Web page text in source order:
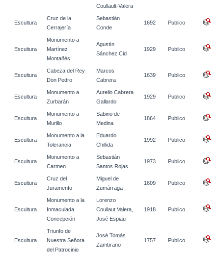
Coullault-Valera
Escultura
Cruz de la
Cerrajería
Sebastián
Conde
1692 Publico
Escultura
Monumento a
Martínez
Montañés
Agustín
Sánchez Cid
1929 Publico
Escultura
Cabeza del Rey
Don Pedro
Marcos
Cabrera
1639 Publico
Escultura
Monumento a
Zurbarán
Aurelio Cabrera
Gallardo
1929 Publico
Escultura
Monumento a
Murillo
Sabino de
Medina
1864 Publico
Escultura
Monumento a la
Tolerancia
Eduardo
Chillida
1992 Publico
Escultura
Monumento a
Carmen
Sebastián
Santos Rojas
1973 Publico
Escultura
Cruz del
Juramento
Miguel de
Zumárraga
1609 Publico
Escultura
Monumento a la
Inmaculada
Concepción
Lorenzo
Coullaut Valera,
José Espiau
1918 Publico
Escultura
Triunfo de
Nuestra Señora
del Patrocinio
José Tomás
Zambrano
1757 Publico